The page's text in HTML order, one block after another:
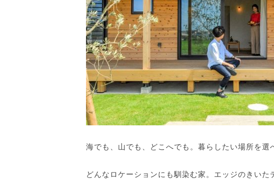
海でも、山でも、どこへでも。暮らしたい場所を選
どんなロケーションにも馴染む家。エッジのきい